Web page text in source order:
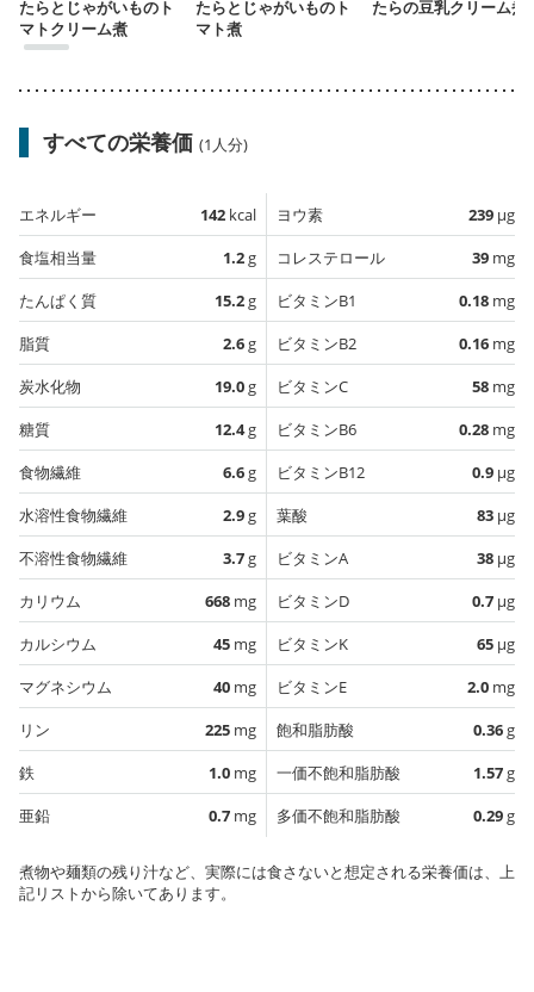
たらとじゃがいものト
マトクリーム煮
たらとじゃがいものト
マト煮
たらの豆乳クリーム煮
すべての栄養価 (1人分)
エネルギー 142 kcal
食塩相当量
1.2g
たんぱく質
15.2g
脂質
2.6g
炭水化物
19.0g
糖質
12.4g
食物繊維
6.6g
水溶性食物繊維
2.9g
不溶性食物繊維
3.7g
カリウム
668 mg
カルシウム
45 mg
マグネシウム
40 mg
リン
225 mg
鉄
1.0 mg
亜鉛
0.7 mg
ヨウ素 239 µg
コレステロール
39 mg
ビタミンB1
0.18 mg
ビタミンB2
0.16 mg
ビタミンC
58 mg
ビタミンB6
0.28 mg
ビタミンB12
0.9 µg
葉酸
83 µg
ビタミンA
38 µg
ビタミンD
0.7 µg
ビタミンK
65 µg
ビタミンE
2.0 mg
飽和脂肪酸
0.36g
一価不飽和脂肪酸
1.57g
多価不飽和脂肪酸
0.29g
煮物や麺類の残り汁など、実際には食さないと想定される栄養価は、上
記リストから除いてあります。